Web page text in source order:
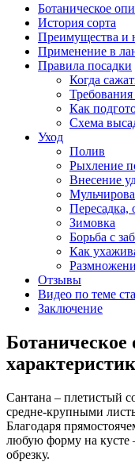
Ботаническое
История сорта
Преимущества и
Применение в
Правила посадки
Когда
Требования
Как
Схема
Уход
Полив
Рыхление
Внесение
Пересадка,
Зимовка
Борьба с
Как
Отзывы
Видео по теме
Заключение
Ботаническое
Сантана – плетистый
средне-крупными
Благодаря
любую форму на кусте
обрезку.